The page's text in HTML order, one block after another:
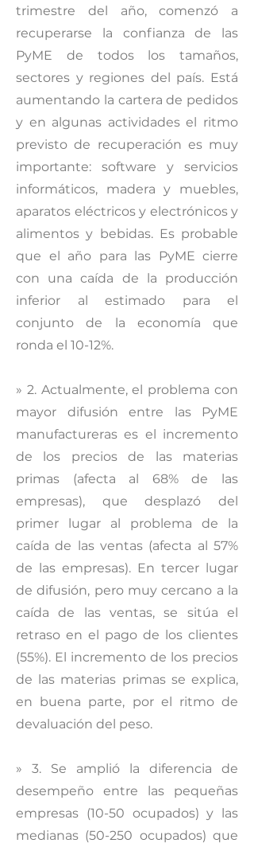
trimestre del año, comenzó a
recuperarse la confianza de las
PyME de todos los tamaños,
sectores y regiones del país. Está
aumentando la cartera de pedidos
y en algunas actividades el ritmo
previsto de recuperación es muy
importante: software y servicios
informáticos, madera y muebles,
aparatos eléctricos y electrónicos y
alimentos y bebidas. Es probable
que el año para las PyME cierre
con una caída de la producción
inferior al estimado para el
conjunto de la economía que
ronda el 10-12%.
» 2. Actualmente, el problema con
mayor difusión entre las PyME
manufactureras es el incremento
de los precios de las materias
primas (afecta al 68% de las
empresas), que desplazó del
primer lugar al problema de la
caída de las ventas (afecta al 57%
de las empresas). En tercer lugar
de difusión, pero muy cercano a la
caída de las ventas, se sitúa el
retraso en el pago de los clientes
(55%). El incremento de los precios
de las materias primas se explica,
en buena parte, por el ritmo de
devaluación del peso.
» 3. Se amplió la diferencia de
desempeño entre las pequeñas
empresas (10-50 ocupados) y las
medianas (50-250 ocupados) que